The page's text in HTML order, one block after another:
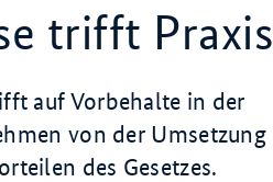
trifft Praxis
auf Vorbehalte in der
von der Umsetzung
des Gesetzes.